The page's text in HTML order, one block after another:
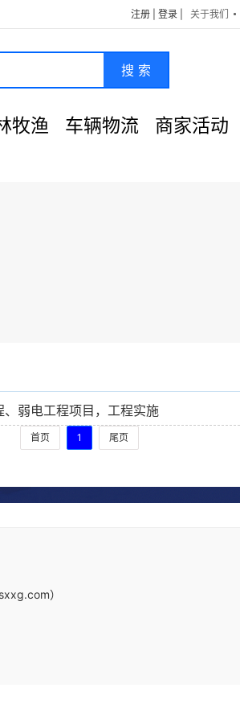
注册 登录 关于我们
搜 索
牧渔 车辆物流 商家活动
弱电工程项目，工程实施
首页 1 尾页
）